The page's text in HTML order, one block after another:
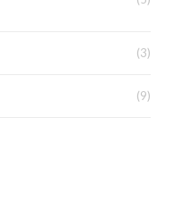
(3)
(9)